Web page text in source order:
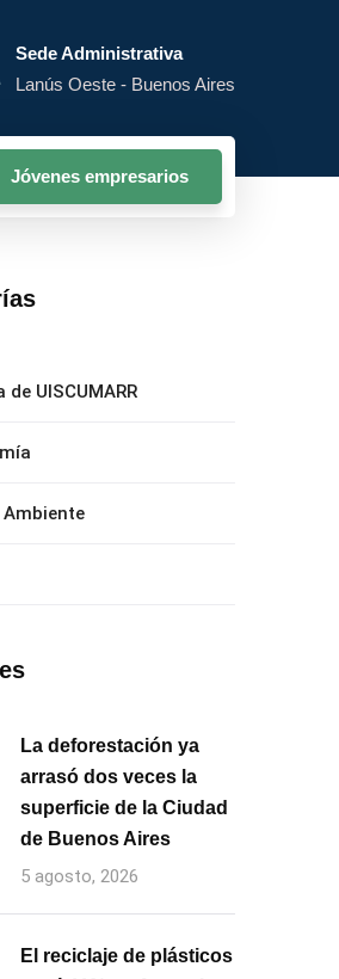
Sede Administrativa
Lanús Oeste - Buenos Aires
Jóvenes empresarios
de UISCUMARR
Ambiente
La deforestación ya
arrasó dos veces la
superficie de la Ciudad
de Buenos Aires
5 agosto, 2026
El reciclaje de plásticos